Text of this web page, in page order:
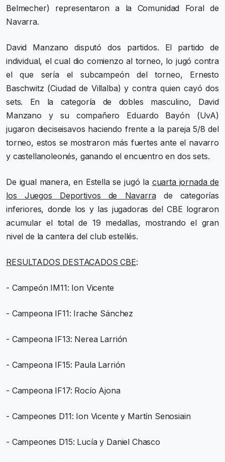
Belmecher) representaron a la Comunidad Foral de
Navarra.
David Manzano disputó dos partidos. El partido de
individual, el cual dio comienzo al torneo, lo jugó contra
el que sería el subcampeón del torneo, Ernesto
Baschwitz (Ciudad de Villalba) y contra quien cayó dos
sets. En la categoría de dobles masculino, David
Manzano y su compañero Eduardo Bayón (UvA)
jugaron dieciseisavos haciendo frente a la pareja 5/8 del
torneo, estos se mostraron más fuertes ante el navarro
y castellanoleonés, ganando el encuentro en dos sets.
De igual manera, en Estella se jugó la cuarta jornada de
los Juegos Deportivos de Navarrade categorías
inferiores, donde los y las jugadoras del CBE lograron
acumular el total de 19 medallas, mostrando el gran
nivel de la cantera del club estellés.
RESULTADOS DESTACADOS CBE:
- Campeón IM11: Ion Vicente
- Campeona IF11: Irache Sánchez
- Campeona IF13: Nerea Larrión
- Campeona IF15: Paula Larrión
- Campeona IF17: Rocío Ajona
- Campeones D11: Ion Vicente y Martín Senosiain
- Campeones D15: Lucía y Daniel Chasco